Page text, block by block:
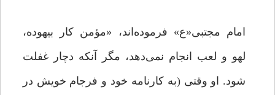
امام مجتبی«ع» فرموده‌اند، «مؤمن کار بیهوده،
لهو و لعب انجام نمی‌دهد، مگر آنکه دچار غفلت
شود. او وقتی (به کارنامه‌ خود و فرجام خویش در